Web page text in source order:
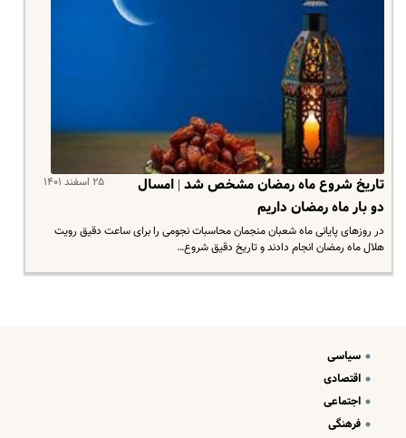
۲۵ اسفند ۱۴۰۱
تاریخ شروع ماه رمضان مشخص شد | امسال
دو بار ماه رمضان داریم
در روزهای پایانی ماه شعبان منجمان محاسبات نجومی را برای ساعت دقیق رویت
هلال ماه رمضان انجام دادند و تاریخ دقیق شروع…
سیاسی
اقتصادی
اجتماعی
فرهنگی